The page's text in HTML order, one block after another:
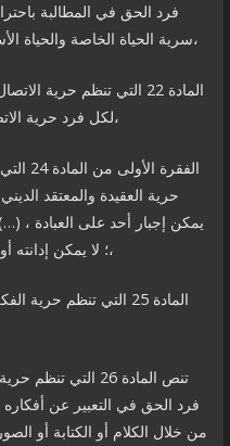
فرد الحق في المطالبة
سرية الحياة الخاصة والحياة الأسرية التي لا يجوز المساس بها “. تقديم،
لكل فرد حرية الاتصال. سرية الاتصالات ضرورية “. تقديم،
حرية العقيدة والمعتقد
يمكن إجبار أحد على العبادة ،
؛ لا يمكن إدانته أو اتهامه بسبب معتقداته الدينية “. تقديم،
المادة 25 التي تنظم
تنص المادة 26
فرد الحق في التعبير عن
من خلال الكلام أو الكتابة أو